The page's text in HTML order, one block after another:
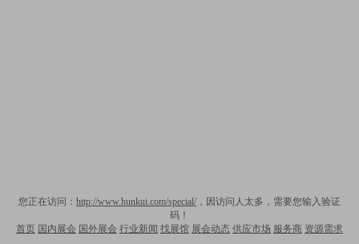
您正在访问： http://www.hunkui.com/special/ ，因访问人太多，需要您输入验证
码！
首页 国内展会 国外展会 行业新闻 找展馆 展会动态 供应市场 服务商 资源需求